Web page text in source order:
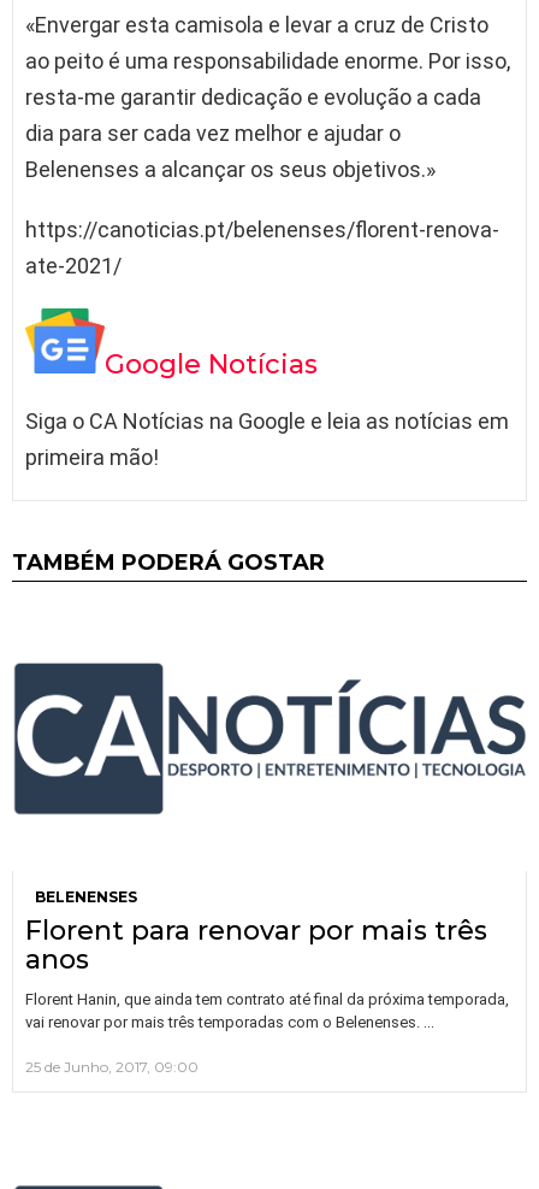
«Envergar esta camisola e levar a cruz de Cristo
ao peito é uma responsabilidade enorme. Por isso,
resta-me garantir dedicação e evolução a cada
dia para ser cada vez melhor e ajudar o
Belenenses a alcançar os seus objetivos.»
https://canoticias.pt/belenenses/florent-renova-
ate-2021/
Google Notícias
Siga o CA Notícias na Google e leia as notícias em
primeira mão!
TAMBÉM PODERÁ GOSTAR
BELENENSES
Florent para renovar por mais três
anos
Florent Hanin, que ainda tem contrato até final da próxima temporada,
vai renovar por mais três temporadas com o Belenenses.
25 de Junho, 2017, 09:00